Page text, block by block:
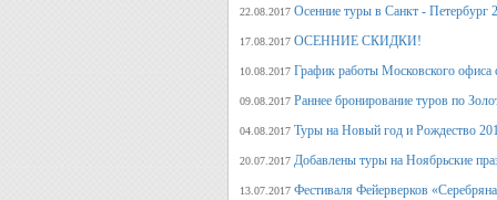
22.08.2017 Осенние туры в Санкт - Петербург
17.08.2017 ОСЕННИЕ СКИДКИ!
10.08.2017 График работы Московского офиса
09.08.2017 Раннее бронирование туров по
04.08.2017 Туры на Новый год и Рождество
20.07.2017 Добавлены туры на Ноябрьские
13.07.2017 Фестиваля Фейерверков